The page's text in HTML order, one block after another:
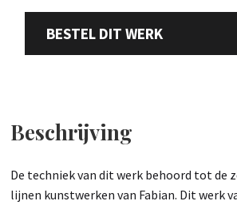
BESTEL DIT WERK
Beschrijving
De techniek van dit werk behoord tot de
lijnen kunstwerken van Fabian. Dit werk